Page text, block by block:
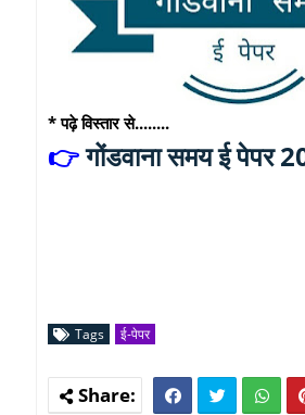
* पढ़े विस्तार से........
👉गोंडवाना समय ई पेपर
Tags ई-पेपर